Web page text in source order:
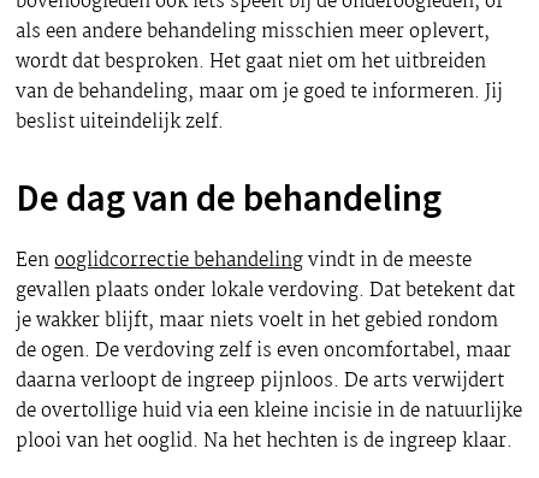
als een andere behandeling misschien meer oplevert,
wordt dat besproken. Het gaat niet om het uitbreiden
van de behandeling, maar om je goed te informeren. Jij
beslist uiteindelijk zelf.
De dag van de behandeling
Eenooglidcorrectie behandelingvindt in de meeste
gevallen plaats onder lokale verdoving. Dat betekent dat
je wakker blijft, maar niets voelt in het gebied rondom
de ogen. De verdoving zelf is even oncomfortabel, maar
daarna verloopt de ingreep pijnloos. De arts verwijdert
de overtollige huid via een kleine incisie in de natuurlijke
plooi van het ooglid. Na het hechten is de ingreep klaar.